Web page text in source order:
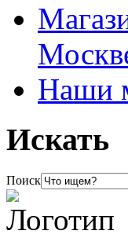
Наши
Искать
Поиск